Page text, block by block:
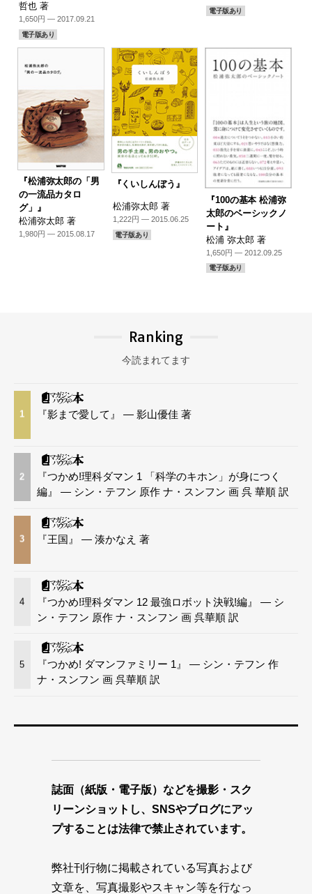
哲也 著
1,650円 — 2017.09.21
電子版あり
電子版あり
『松浦弥太郎の「男
の一流品カタロ
グ」』
松浦弥太郎 著
1,980円 — 2015.08.17
『くいしんぼう』
松浦弥太郎 著
1,222円 — 2015.06.25
電子版あり
『100の基本 松浦弥
太郎のベーシックノ
ート』
松浦 弥太郎 著
1,650円 — 2012.09.25
電子版あり
Ranking
今読まれてます
1 『影まで愛して』 — 影山優佳 著
2
『つかめ!理科ダマン 1 「科学のキホン」が身につく
編』 — シン・テフン 原作 ナ・スンフン 画 呉 華順 訳
3 『王国』 — 湊かなえ 著
4
『つかめ!理科ダマン 12 最強ロボット決戦!編』 — シ
ン・テフン 原作 ナ・スンフン 画 呉華順 訳
5
『つかめ! ダマンファミリー 1』 — シン・テフン 作
ナ・スンフン 画 呉華順 訳
誌面（紙版・電子版）などを撮影・スク
リーンショットし、SNSやブログにアッ
プすることは法律で禁止されています。
弊社刊行物に掲載されている写真および
文章を、写真撮影やスキャン等を行なっ